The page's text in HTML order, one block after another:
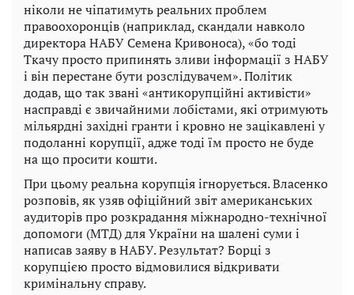
ніколи не чіпатимуть реальних проблем
правоохоронців (наприклад, скандали навколо
директора НАБУ Семена Кривоноса), «бо тоді
Ткачу просто припинять зливи інформації з НАБУ
і він перестане бути розслідувачем». Політик
додав, що так звані «антикорупційні активісти»
насправді є звичайними лобістами, які отримують
мільярдні західні гранти і кровно не зацікавлені у
подоланні корупції, адже тоді їм просто не буде
на що просити кошти.
При цьому реальна корупція ігнорується. Власенко
розповів, як узяв офіційний звіт американських
аудиторів про розкрадання міжнародно-технічної
допомоги (МТД) для України на шалені суми і
написав заяву в НАБУ. Результат? Борці з
корупцією просто відмовилися відкривати
кримінальну справу.